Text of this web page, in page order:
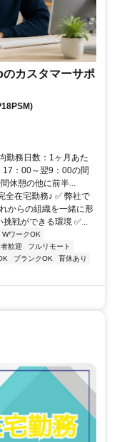
カスタマーサポ
勤務日数：1ヶ月あた
：00～翌9：00の間
休憩の他に前半...
在宅勤務♪ ✅ 弊社で
からの組織を一緒に形
戦ができる環境 ✅...
WワークOK
歓迎
フルリモート
ブランクOK
育休あり